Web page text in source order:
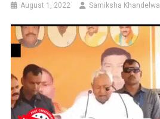
August 1, 2022 Samiksha Khandelwal